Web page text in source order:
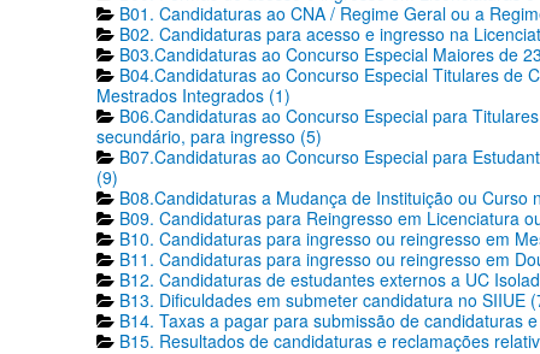
B01. Candidaturas ao CNA / Regime Geral ou a
B02. Candidaturas para acesso e ingresso na
B03.Candidaturas ao Concurso Especial Maiores de
B04.Candidaturas ao Concurso Especial Titulares de
Mestrados Integrados (1)
B06.Candidaturas ao Concurso Especial para
secundário, para ingresso (5)
B07.Candidaturas ao Concurso Especial para
(9)
B08.Candidaturas a Mudança de Instituição ou
B09. Candidaturas para Reingresso em Licenciatura
B10. Candidaturas para ingresso ou reingresso em
B11. Candidaturas para ingresso ou reingresso em
B12. Candidaturas de estudantes externos a UC
B13. Dificuldades em submeter candidatura no SIIUE
B14. Taxas a pagar para submissão de candidaturas
B15. Resultados de candidaturas e reclamações